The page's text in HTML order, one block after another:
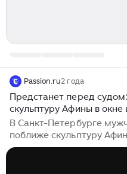
Passion.ru2 года
Предстанет перед
скульптуру Афины в окне
В Санкт-Петербурге
поближе скульптуру
расколотил. Она стояла